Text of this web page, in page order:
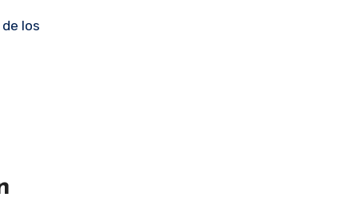
los